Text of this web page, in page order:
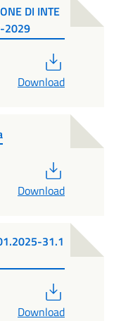
DI INTE
2029
Download
Download
31.1
Download